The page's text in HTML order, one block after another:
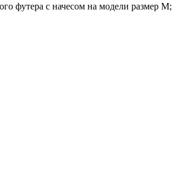
футера с начесом на модели размер М;